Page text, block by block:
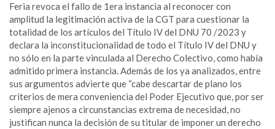
Feria revoca el fallo de 1era instancia al reconocer con
amplitud la legitimación activa de la CGT para cuestionar la
totalidad de los artículos del Título IV del DNU 70 /2023 y
declara la inconstitucionalidad de todo el Título IV del DNU y
no sólo en la parte vinculada al Derecho Colectivo, como había
admitido primera instancia. Además de los ya analizados, entre
sus argumentos advierte que “cabe descartar de plano los
criterios de mera conveniencia del Poder Ejecutivo que, por ser
siempre ajenos a circunstancias extrema de necesidad, no
justifican nunca la decisión de su titular de imponer un derecho